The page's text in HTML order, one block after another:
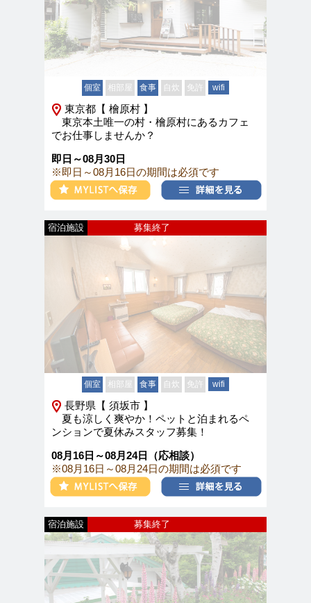
個室 相部屋 食事 自炊 免許 wifi
東京都【 檜原村 】
東京本土唯一の村・檜原村にあるカフェ
でお仕事しませんか？
即日～08月30日
※即日～08月16日の期間は必須です
募集終了
宿泊施設
個室 相部屋 食事 自炊 免許 wifi
長野県【 須坂市 】
夏も涼しく爽やか！ペットと泊まれるペ
ンションで夏休みスタッフ募集！
08月16日～08月24日（応相談）
※08月16日～08月24日の期間は必須です
新着
募集終了
宿泊施設